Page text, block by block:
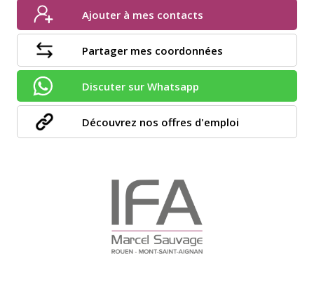
Ajouter à mes contacts
Partager mes coordonnées
Discuter sur Whatsapp
Découvrez nos offres d'emploi